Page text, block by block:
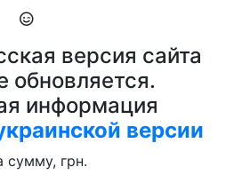
версия сайта
обновляется.
информация
версии
сумму, грн.